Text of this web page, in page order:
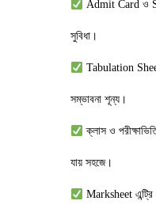
Admit Card ও
সুবিধা।
Tabulation
সম্ভাবনা শূন্য।
ক্লাস ও
যায় সহজে।
Marksheet এন্ট্রি